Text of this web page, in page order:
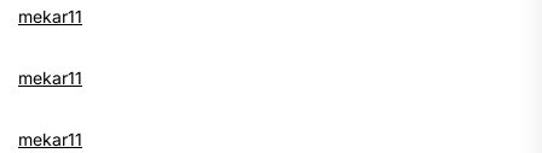
mekar11
mekar11
mekar11